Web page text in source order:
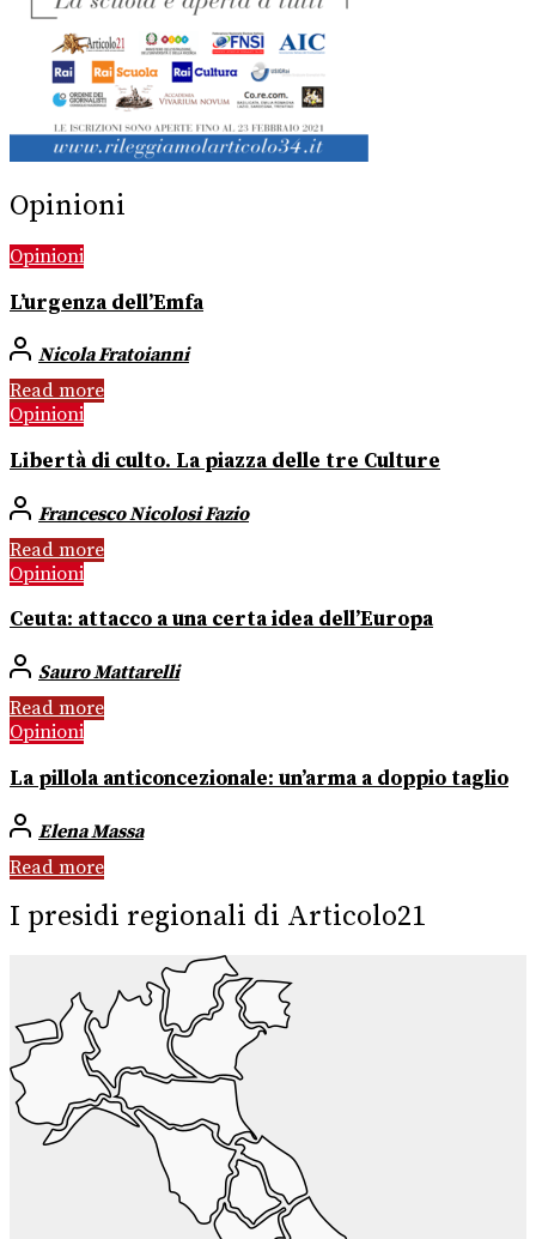
Opinioni
Opinioni
L’urgenza dell’Emfa
Nicola Fratoianni
Read more
Opinioni
Libertà di culto. La piazza delle tre Culture
Francesco Nicolosi Fazio
Read more
Opinioni
Ceuta: attacco a una certa idea dell’Europa
Sauro Mattarelli
Read more
Opinioni
La pillola anticoncezionale: un’arma a doppio taglio
Elena Massa
Read more
I presidi regionali di Articolo21